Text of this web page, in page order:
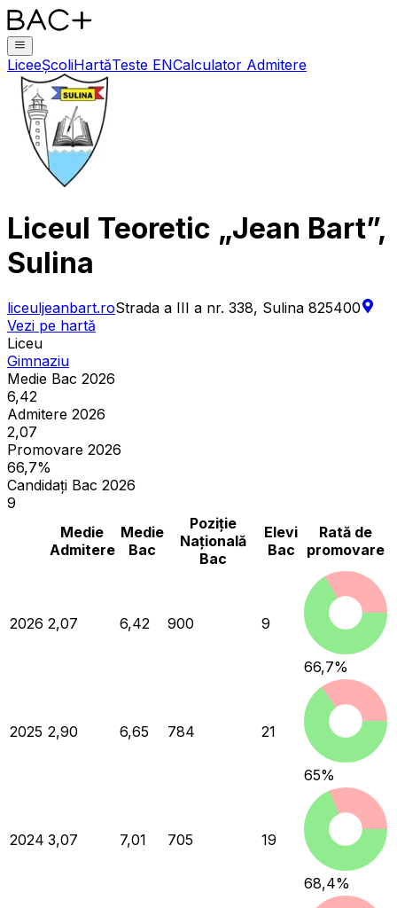
LiceeȘcoliHartăTeste ENCalculator Admitere
Liceul Teoretic „Jean Bart”,
Sulina
liceuljeanbart.roStrada a III a nr. 338, Sulina 825400
Vezi pe hartă
Liceu
Gimnaziu
Medie Bac 2026
6,42
Admitere 2026
2,07
Promovare 2026
66,7%
Candidați Bac 2026
9
Medie
Admitere
Medie
Bac
Poziție
Națională
Bac
Elevi
Bac
Rată de
promovare
2026 2,07 6,42 900 9
66,7%
2025 2,90 6,65 784 21
65%
2024 3,07 7,01 705 19
68,4%